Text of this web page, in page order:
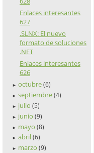
Enlaces interesantes
627
.SLNX: El nuevo
formato de soluciones
.NET
Enlaces interesantes
626
► octubre (6)
► septiembre (4)
► julio (5)
► junio (9)
► mayo (8)
► abril (6)
► marzo (9)